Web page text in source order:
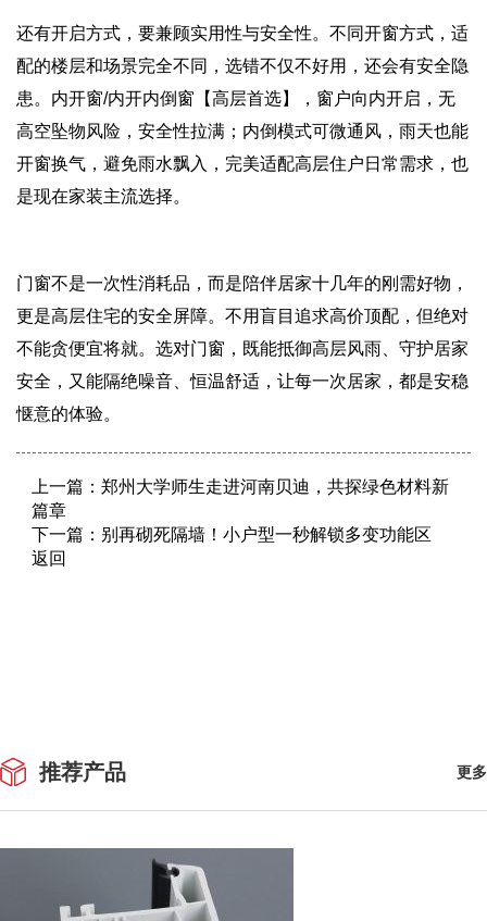
还有开启方式，要兼顾实用性与安全性。不同开窗方式，适
配的楼层和场景完全不同，选错不仅不好用，还会有安全隐
患。内开窗/内开内倒窗【高层首选】，窗户向内开启，无
高空坠物风险，安全性拉满；内倒模式可微通风，雨天也能
开窗换气，避免雨水飘入，完美适配高层住户日常需求，也
是现在家装主流选择。
门窗不是一次性消耗品，而是陪伴居家十几年的刚需好物，
更是高层住宅的安全屏障。不用盲目追求高价顶配，但绝对
不能贪便宜将就。选对门窗，既能抵御高层风雨、守护居家
安全，又能隔绝噪音、恒温舒适，让每一次居家，都是安稳
惬意的体验。
上一篇： 郑州大学师生走进河南贝迪，共探绿色材料新
篇章
下一篇： 别再砌死隔墙！小户型一秒解锁多变功能区
返回
推荐产品 更多